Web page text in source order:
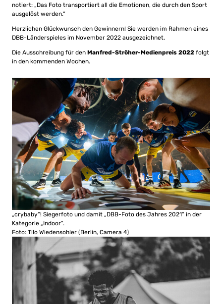
notiert: „Das Foto transportiert all die Emotionen, die durch den Sport
ausgelöst werden.“
Herzlichen Glückwunsch den Gewinnern! Sie werden im Rahmen eines
DBB-Länderspieles im November 2022 ausgezeichnet.
Die Ausschreibung für den Manfred-Ströher-Medienpreis 2022 folgt
in den kommenden Wochen.
„crybaby“! Siegerfoto und damit „DBB-Foto des Jahres 2021“ in der
Kategorie „Indoor“.
Foto: Tilo Wiedensohler (Berlin, Camera 4)